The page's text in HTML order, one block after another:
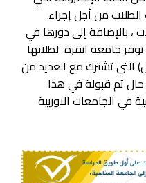
من أجل إجراء
، بالإضافة إلى دورها في
جامعة انقرة لطلابها
التي تشترك مع العديد من
تم قبولة في هذا
في الجامعات الاوربية